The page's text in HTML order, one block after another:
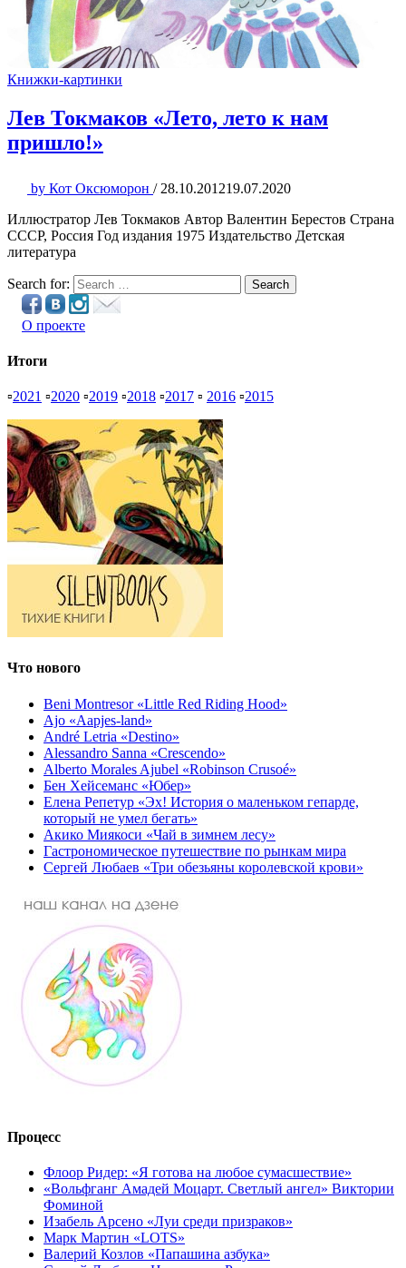
Книжки-картинки
Лев Токмаков «Лето, лето к нам
пришло!»
by Кот Оксюморон / 28.10.201219.07.2020
Иллюстратор Лев Токмаков Автор Валентин Берестов Страна
СССР, Россия Год издания 1975 Издательство Детская
литература
Search for: Search
О проекте
Итоги
▫2021 ▫2020 ▫2019 ▫2018 ▫2017 ▫ 2016 ▫2015
Что нового
Beni Montresor «Little Red Riding Hood»
Ajo «Aapjes-land»
André Letria «Destino»
Alessandro Sanna «Crescendo»
Alberto Morales Ajubel «Robinson Crusoé»
Бен Хейсеманс «Юбер»
Елена Репетур «Эх! История о маленьком гепарде,
который не умел бегать»
Акико Миякоси «Чай в зимнем лесу»
Гастрономическое путешествие по рынкам мира
Сергей Любаев «Три обезьяны королевской крови»
Процесс
Флоор Ридер: «Я готова на любое сумасшествие»
«Вольфганг Амадей Моцарт. Светлый ангел» Виктории
Фоминой
Изабель Арсено «Луи среди призраков»
Марк Мартин «LOTS»
Валерий Козлов «Папашина азбука»